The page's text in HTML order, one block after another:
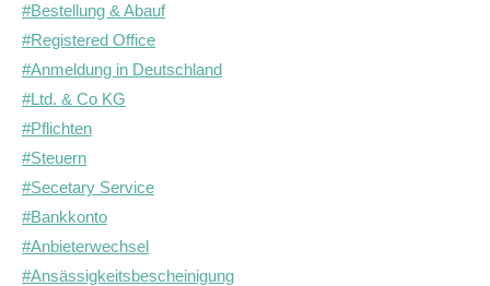
#Bestellung & Abauf
#Registered Office
#Anmeldung in Deutschland
#Ltd. & Co KG
#Pflichten
#Steuern
#Secetary Service
#Bankkonto
#Anbieterwechsel
#Ansässigkeitsbescheinigung